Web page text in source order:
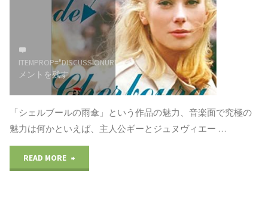
人
生
を
語
る"
ル・
ル
グ
ラ
を
た
ITEMPROP="DISCUSSIONURL"コ
メントを残す
「シェルブールの雨傘」という作品の魅力、音楽面で究極の
魅力は何かといえば、主人公ギーとジュヌヴィエー …
READ MORE